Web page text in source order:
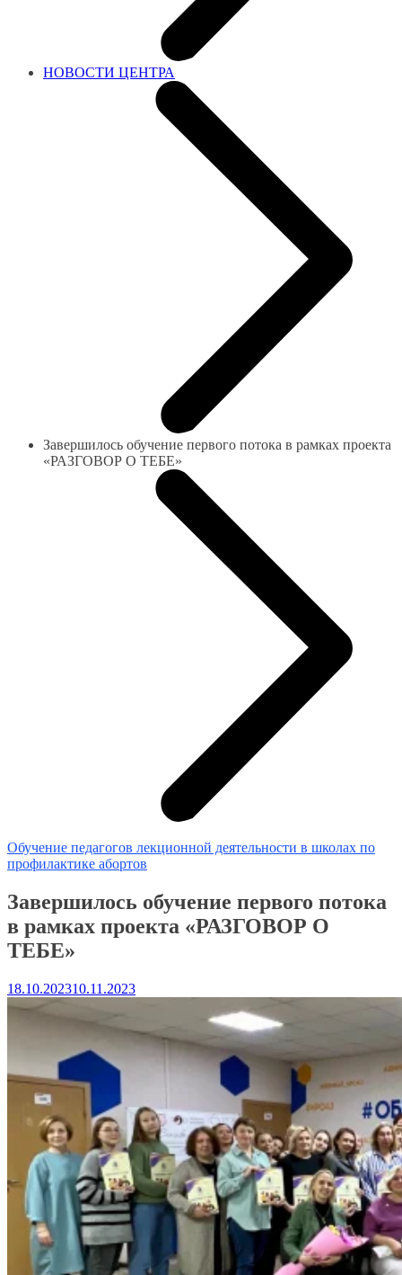
НОВОСТИ ЦЕНТРА
Завершилось обучение первого потока в рамках проекта
«РАЗГОВОР О ТЕБЕ»
Обучение педагогов лекционной деятельности в школах по
профилактике абортов
Завершилось обучение первого потока
в рамках проекта «РАЗГОВОР О
ТЕБЕ»
18.10.202310.11.2023